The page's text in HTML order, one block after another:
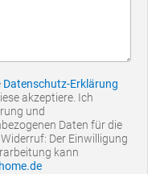
Datenschutz-Erklärung
akzeptiere. Ich
und
Daten für die
Der Einwilligung
kann